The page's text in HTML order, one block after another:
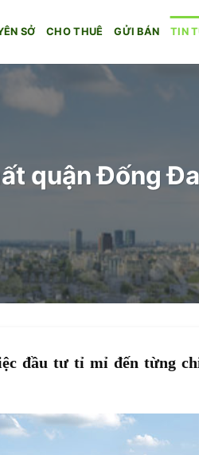
SỞ CHO THUÊ GỬI BÁN TIN
quận Đống Đa
đầu tư tỉ mỉ đến từng